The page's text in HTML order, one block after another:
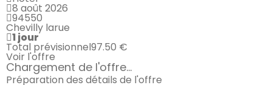
8 août 2026
94550
Chevilly larue
1 jour
Total prévisionnel97.50 €
Voir l'offre
Chargement de l'offre...
Préparation des détails de l'offre